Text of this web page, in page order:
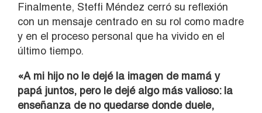
Finalmente, Steffi Méndez cerró su reflexión
con un mensaje centrado en su rol como madre
y en el proceso personal que ha vivido en el
último tiempo.
«A mi hijo no le dejé la imagen de mamá y
papá juntos, pero le dejé algo más valioso: la
enseñanza de no quedarse donde duele,